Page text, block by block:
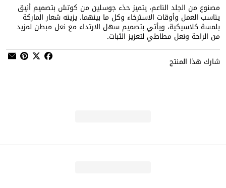
مصنوع من الجلد الناعم، يتميز حذء جوسلين من كوتش بتصميم أنيق
يناسب العمل وأوقات الاسترخاء وكل ما بينهما. يزينه شعار الماركة
بلمسة كلاسيكية، ويأتي بتصميم سهل الارتداء مع نعل مبطن لمزيد
من الراحة ونعل مطاطي لتعزيز الثبات.
شارك هذا المنتج